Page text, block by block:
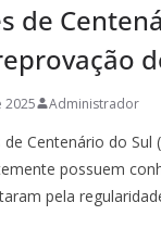
de
2025 Administrador
Centenário do Sul
possuem
pela